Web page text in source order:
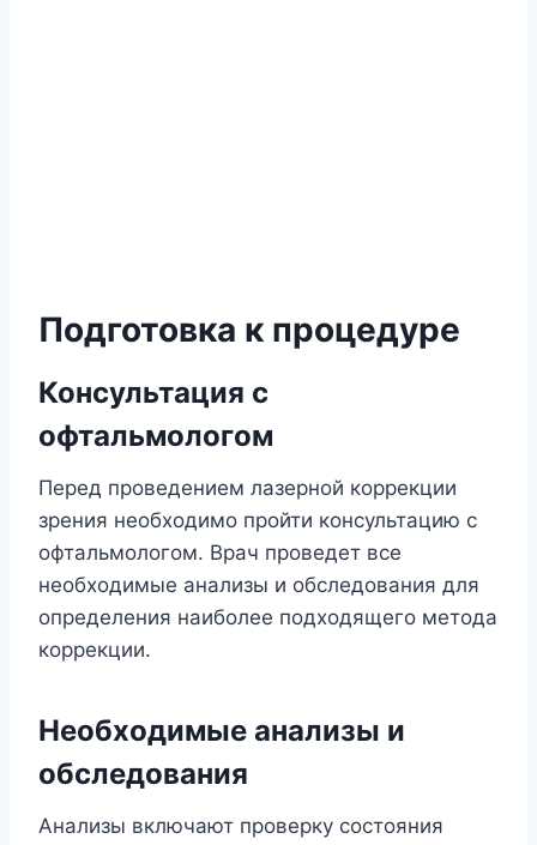
Подготовка к процедуре
Консультация с
офтальмологом
Перед проведением лазерной коррекции
зрения необходимо пройти консультацию с
офтальмологом. Врач проведет все
необходимые анализы и обследования для
определения наиболее подходящего метода
коррекции.
Необходимые анализы и
обследования
Анализы включают проверку состояния